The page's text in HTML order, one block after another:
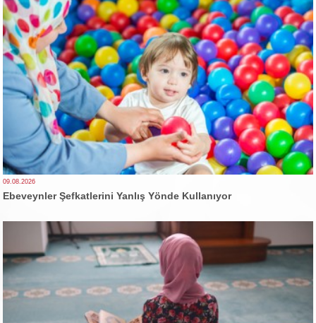
09.08.2026
Ebeveynler Şefkatlerini Yanlış Yönde Kullanıyor